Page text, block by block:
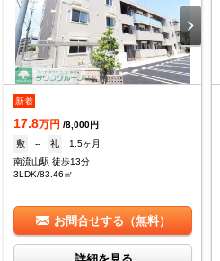
新着
17.8万円 /8,000円
敷
-- 礼
1.5ヶ月
南流山駅 徒歩13分
3LDK/83.46㎡
お問合せする（無料）